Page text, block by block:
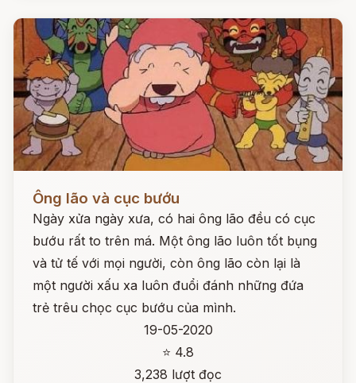
Đọc ngay
Ông lão và cục bướu
Ngày xửa ngày xưa, có hai ông lão đều có cục
bướu rất to trên má. Một ông lão luôn tốt bụng
và tử tế với mọi người, còn ông lão còn lại là
một người xấu xa luôn đuổi đánh những đứa
trẻ trêu chọc cục bướu của mình.
19-05-2020
⭐ 4.8
3,238 lượt đọc